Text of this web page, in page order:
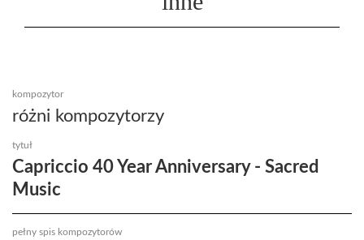
kompozytor
różni kompozytorzy
tytuł
Capriccio 40 Year Anniversary - Sacred
Music
pełny spis kompozytorów